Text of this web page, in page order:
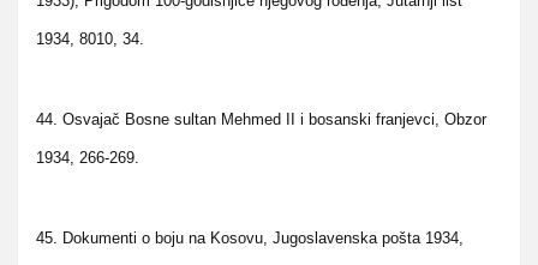
1934, 8010, 34.
44. Osvajač Bosne sultan Mehmed II i bosanski franjevci, Obzor
1934, 266-269.
45. Dokumenti o boju na Kosovu, Jugoslavenska pošta 1934,